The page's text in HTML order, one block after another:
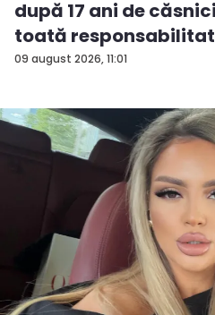
09 august 2026, 11:01
după 17 ani de
toată
erau...